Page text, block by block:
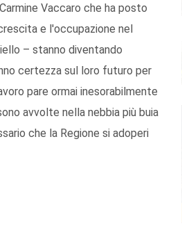
Vaccaro che ha posto
e l'occupazione nel
– stanno diventando
certezza sul loro futuro per
pare ormai inesorabilmente
avvolte nella nebbia più buia
che la Regione si adoperi